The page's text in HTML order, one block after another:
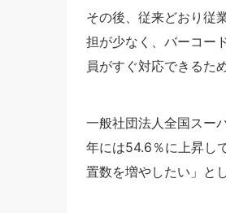
その後、従来どおり従
担が少なく、バーコー
員がすぐ対応できるた
一般社団法人全国スー
年には54.6％に上昇し
置数を増やしたい」と